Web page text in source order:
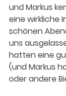
und Markus
eine wirkliche
schönen
uns
hatten eine
(und Markus
oder andere